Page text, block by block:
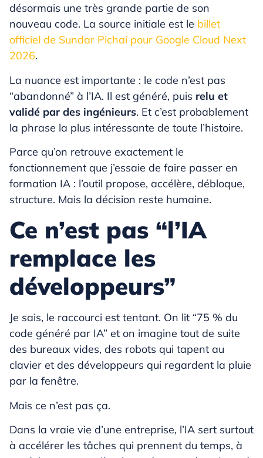
désormais une très grande partie de son
nouveau code. La source initiale est le billet
officiel de Sundar Pichai pour Google Cloud Next
2026.
La nuance est importante : le code n’est pas
“abandonné” à l’IA. Il est généré, puis relu et
validé par des ingénieurs. Et c’est probablement
la phrase la plus intéressante de toute l’histoire.
Parce qu’on retrouve exactement le
fonctionnement que j’essaie de faire passer en
formation IA : l’outil propose, accélère, débloque,
structure. Mais la décision reste humaine.
Ce n’est pas “l’IA
remplace les
développeurs”
Je sais, le raccourci est tentant. On lit “75 % du
code généré par IA” et on imagine tout de suite
des bureaux vides, des robots qui tapent au
clavier et des développeurs qui regardent la pluie
par la fenêtre.
Mais ce n’est pas ça.
Dans la vraie vie d’une entreprise, l’IA sert surtout
à accélérer les tâches qui prennent du temps, à